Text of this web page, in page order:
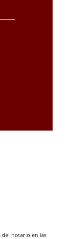
del notario en las